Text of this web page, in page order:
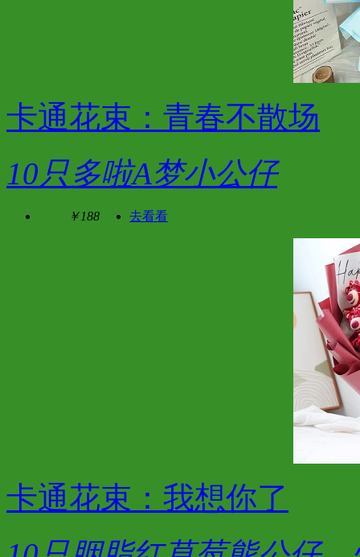
卡通花束：青春不散场
10只多啦A梦小公仔
￥188 去看看
卡通花束：我想你了